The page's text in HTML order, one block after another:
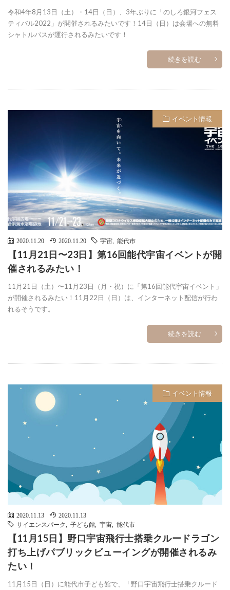
令和4年8月13日（土）・14日（日）、3年ぶりに「のしろ銀河フェス
ティバル2022」が開催されるみたいです！14日（日）は会場への無料
シャトルバスが運行されるみたいです！
続きを読む
イベント情報
2020.11.20 2020.11.20 宇宙 能代市
【11月21日〜23日】第16回能代宇宙イベントが開
催されるみたい！
11月21日（土）〜11月23日（月・祝）に「第16回能代宇宙イベント」
が開催されるみたい！11月22日（日）は、インターネット配信が行わ
れるそうです。
続きを読む
イベント情報
2020.11.13
2020.11.13
サイエンスパーク
子ども館 宇宙 能代市
【11月15日】野口宇宙飛行士搭乗クルードラゴン
打ち上げパブリックビューイングが開催されるみ
たい！
11月15日（日）に能代市子ども館で、「野口宇宙飛行士搭乗クルード